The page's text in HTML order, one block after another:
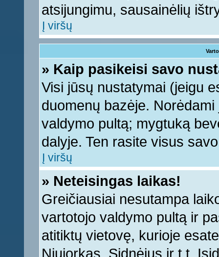
atsijungimu, sausainėlių
Į viršų
» Kaip pasikeisi savo
Visi jūsų nustatymai (jeigu
duomenų bazėje.
valdymo pultą; mygtuką
dalyje. Ten rasite visus
Į viršų
» Neteisingas laikas!
Greičiausiai nesutampa
vartotojo valdymo pultą ir
atitiktų vietovę, kurioje
Niujorkas, Sidnėjus ir t.t.